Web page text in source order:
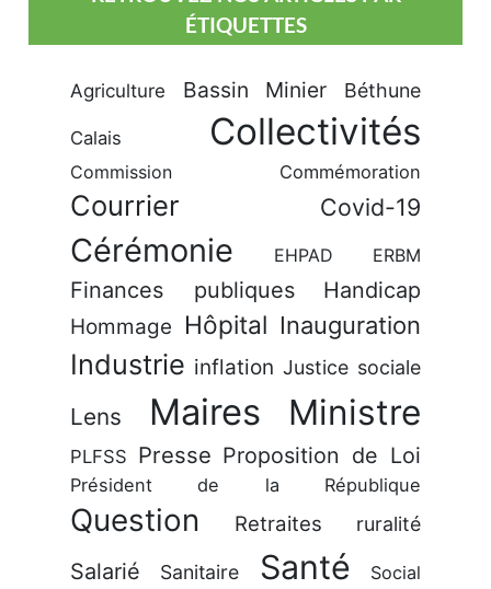
ÉTIQUETTES
Agriculture Bassin Minier Béthune
Calais Collectivités
Commission Commémoration
Courrier Covid-19
Cérémonie EHPAD ERBM
Finances publiques Handicap
Hommage Hôpital Inauguration
Industrie inflation Justice sociale
Lens Maires Ministre
PLFSS Presse Proposition de Loi
Président de la République
Question Retraites ruralité
Salarié Sanitaire Santé Social